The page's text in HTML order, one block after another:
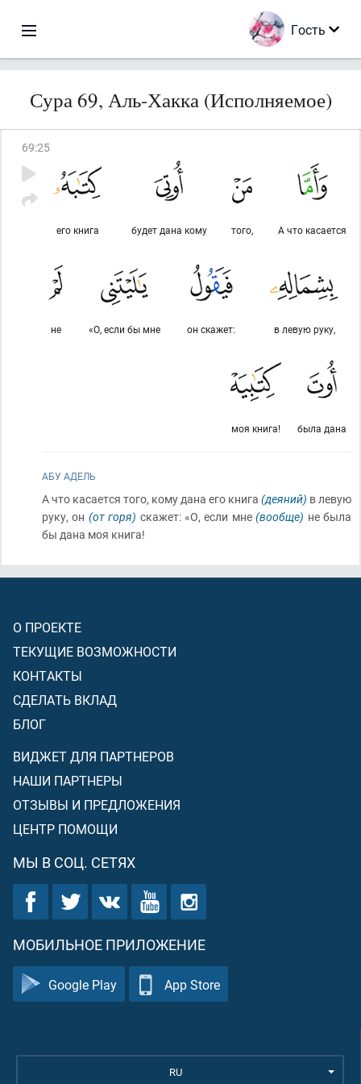
Гость
Сура 69, Аль-Хакка (Исполняемое)
69:25
А что касается
того,
будет дана кому
его книга
в левую руку,
он скажет:
«О, если бы мне
не
была дана
моя книга!
АБУ АДЕЛЬ
А что касается того, кому дана его книга (деяний) в левую
руку, он (от горя) скажет: «О, если мне(вообще) не была
бы дана моя книга!
О ПРОЕКТЕ
ТЕКУЩИЕ ВОЗМОЖНОСТИ
КОНТАКТЫ
СДЕЛАТЬ ВКЛАД
БЛОГ
ВИДЖЕТ ДЛЯ ПАРТНЕРОВ
НАШИ ПАРТНЕРЫ
ОТЗЫВЫ И ПРЕДЛОЖЕНИЯ
ЦЕНТР ПОМОЩИ
МЫ В СОЦ. СЕТЯХ
МОБИЛЬНОЕ ПРИЛОЖЕНИЕ
Google Play App Store
RU